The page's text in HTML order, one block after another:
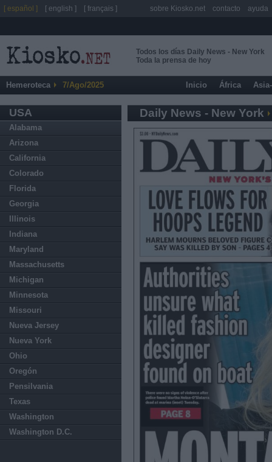
Todos los días Daily News - New York
Toda la prensa de hoy
Hemeroteca 7/Ago/2025 Inicio África
USA
Alabama
Arizona
California
Colorado
Florida
Georgia
Illinois
Indiana
Maryland
Massachusetts
Michigan
Minnesota
Missouri
Nueva Jersey
Nueva York
Ohio
Oregón
Pensilvania
Texas
Washington
Washington D.C.
Daily News - New York
[ español ] [ english ] [ français ] sobre Kiosko.net contacto ayuda